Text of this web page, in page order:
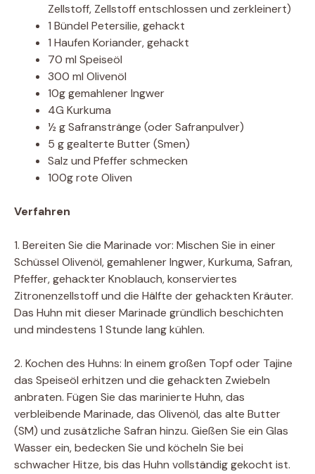
Zellstoff, Zellstoff entschlossen und zerkleinert)
1 Bündel Petersilie, gehackt
1 Haufen Koriander, gehackt
70 ml Speiseöl
300 ml Olivenöl
10g gemahlener Ingwer
4G Kurkuma
½ g Safranstränge (oder Safranpulver)
5 g gealterte Butter (Smen)
Salz und Pfeffer schmecken
100g rote Oliven
Verfahren
1. Bereiten Sie die Marinade vor: Mischen Sie in einer
Schüssel Olivenöl, gemahlener Ingwer, Kurkuma, Safran,
Pfeffer, gehackter Knoblauch, konserviertes
Zitronenzellstoff und die Hälfte der gehackten Kräuter.
Das Huhn mit dieser Marinade gründlich beschichten
und mindestens 1 Stunde lang kühlen.
2. Kochen des Huhns: In einem großen Topf oder Tajine
das Speiseöl erhitzen und die gehackten Zwiebeln
anbraten. Fügen Sie das marinierte Huhn, das
verbleibende Marinade, das Olivenöl, das alte Butter
(SM) und zusätzliche Safran hinzu. Gießen Sie ein Glas
Wasser ein, bedecken Sie und köcheln Sie bei
schwacher Hitze, bis das Huhn vollständig gekocht ist.